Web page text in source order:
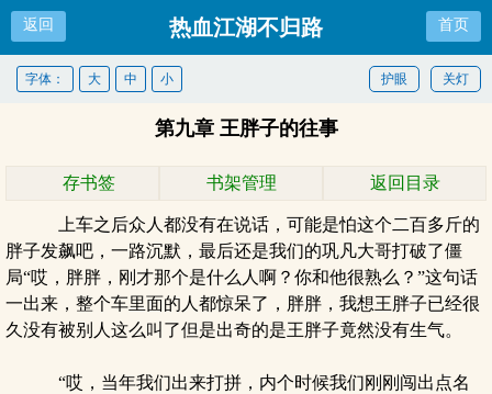
返回 热血江湖不归路 首页
关灯
护眼
字体： 大 中 小
第九章 王胖子的往事
存书签 书架管理 返回目录
上车之后众人都没有在说话，可能是怕这个二百多斤的
胖子发飙吧，一路沉默，最后还是我们的巩凡大哥打破了僵
局“哎，胖胖，刚才那个是什么人啊？你和他很熟么？”这句话
一出来，整个车里面的人都惊呆了，胖胖，我想王胖子已经很
久没有被别人这么叫了但是出奇的是王胖子竟然没有生气。
“哎，当年我们出来打拼，内个时候我们刚刚闯出点名